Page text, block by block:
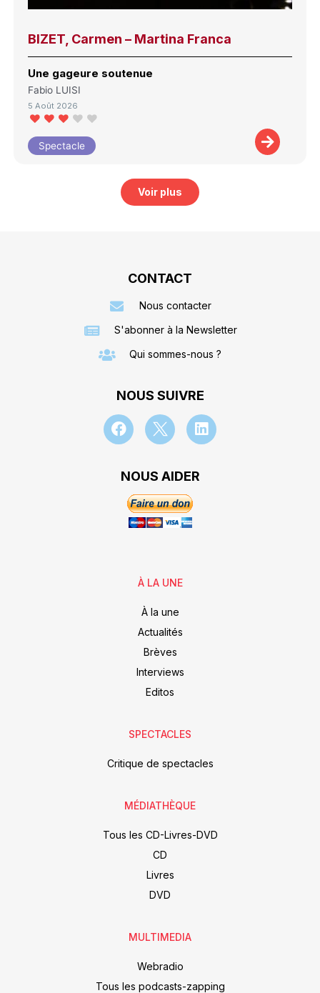
BIZET, Carmen – Martina Franca
Une gageure soutenue
Fabio LUISI
5 Août 2026
Spectacle
Voir plus
CONTACT
Nous contacter
S'abonner à la Newsletter
Qui sommes-nous ?
NOUS SUIVRE
NOUS AIDER
À LA UNE
À la une
Actualités
Brèves
Interviews
Editos
SPECTACLES
Critique de spectacles
MÉDIATHÈQUE
Tous les CD-Livres-DVD
CD
Livres
DVD
MULTIMEDIA
Webradio
Tous les podcasts-zapping